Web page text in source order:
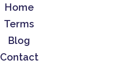
Home
Terms
Blog
Contact